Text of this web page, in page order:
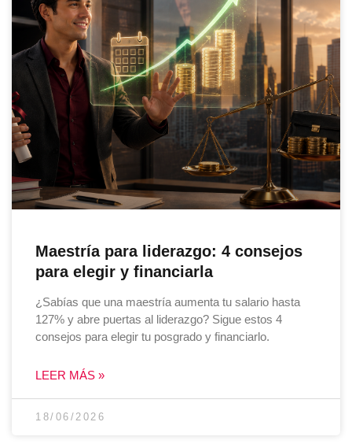
Maestría para liderazgo: 4 consejos
para elegir y financiarla
¿Sabías que una maestría aumenta tu salario hasta
127% y abre puertas al liderazgo? Sigue estos 4
consejos para elegir tu posgrado y financiarlo.
LEER MÁS »
18/06/2026